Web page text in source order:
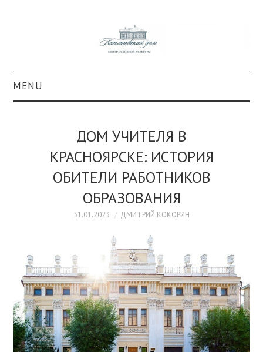
MENU
КОЛЛЕКЦИИ
#КАСДОМ
ПРОСВЕЩЕНИЕ
ДОМ УЧИТЕЛЯ В
КРАСНОЯРСКЕ: ИСТОРИЯ
ОБИТЕЛИ РАБОТНИКОВ
ОБРАЗОВАНИЯ
31.01.2023 ДМИТРИЙ КОКОРИН